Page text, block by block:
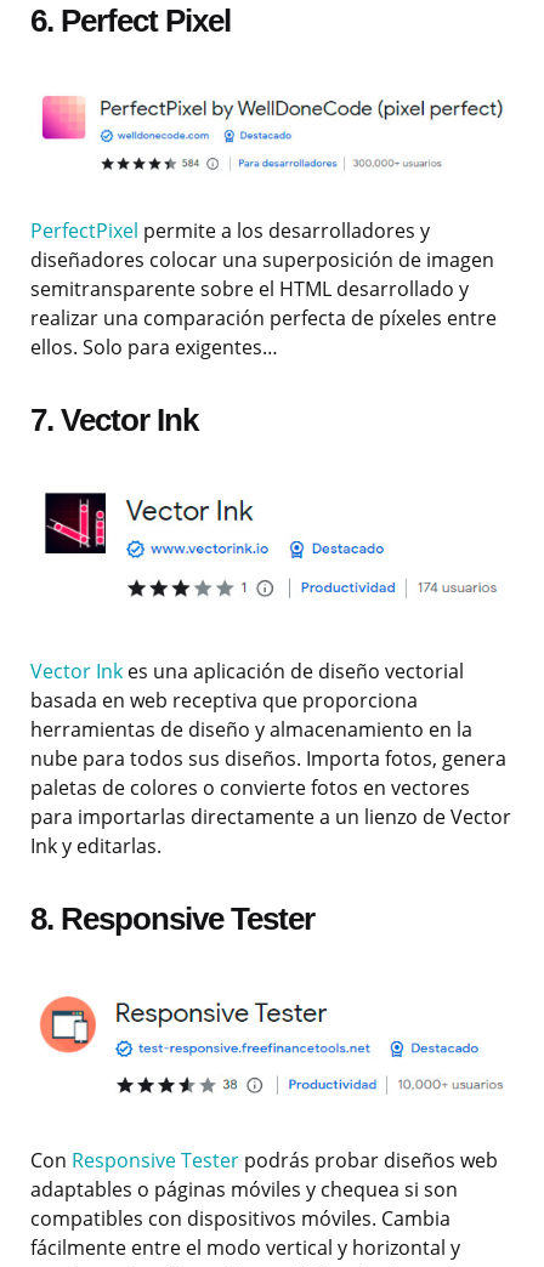
6. Perfect Pixel
PerfectPixel permite a los desarrolladores y
diseñadores colocar una superposición de imagen
semitransparente sobre el HTML desarrollado y
realizar una comparación perfecta de píxeles entre
ellos. Solo para exigentes…
7. Vector Ink
Vector Ink es una aplicación de diseño vectorial
basada en web receptiva que proporciona
herramientas de diseño y almacenamiento en la
nube para todos sus diseños. Importa fotos, genera
paletas de colores o convierte fotos en vectores
para importarlas directamente a un lienzo de Vector
Ink y editarlas.
8. Responsive Tester
Con Responsive Tester podrás probar diseños web
adaptables o páginas móviles y chequea si son
compatibles con dispositivos móviles. Cambia
fácilmente entre el modo vertical y horizontal y